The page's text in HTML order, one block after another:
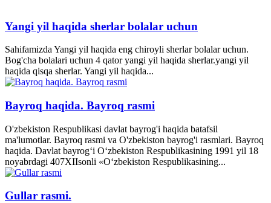
Yangi yil haqida sherlar bolalar uchun
Sahifamizda Yangi yil haqida eng chiroyli sherlar bolalar uchun.
Bog'cha bolalari uchun 4 qator yangi yil haqida sherlar.yangi yil
haqida qisqa sherlar. Yangi yil haqida...
Bayroq haqida. Bayroq rasmi
O'zbekiston Respublikasi davlat bayrog'i haqida batafsil
ma'lumotlar. Bayroq rasmi va O'zbekiston bayrog'i rasmlari. Bayroq
haqida. Davlat bayrog‘i O‘zbekiston Respublikasining 1991 yil 18
noyabrdagi 407­XII­sonli «O‘zbekiston Respublikasining...
Gullar rasmi.